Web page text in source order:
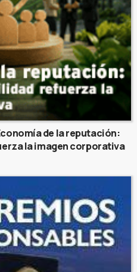
de la reputación:
la imagen corporativa